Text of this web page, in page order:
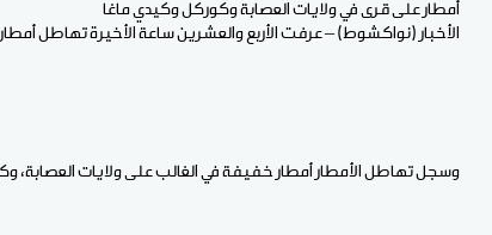
أمطار على قرى في ولايات العصابة وكوركل وكيدي ماغا
الأخبار (نواكشوط) – عرفت الأربع والعشرين ساعة الأخيرة تهاطل
وسجل تهاطل الأمطار أمطار خفيفة في الغالب على ولايات العصابة،